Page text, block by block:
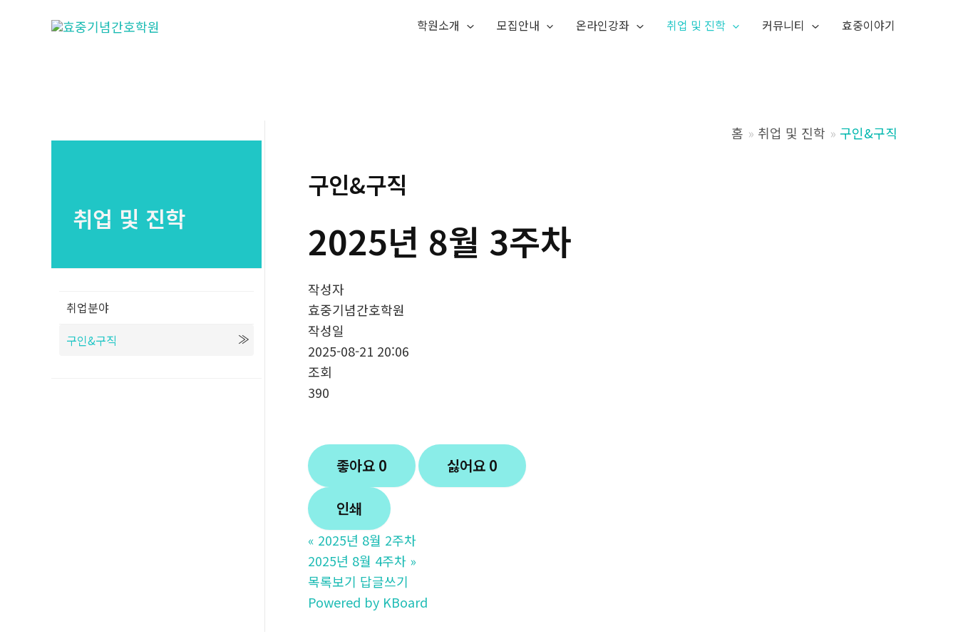
학원소개 모집안내 온라인강좌 취업 및 진학 커뮤니티 효중이야기
취업 및 진학
취업분야
구인&구직
홈 취업 및 진학 구인&구직
구인&구직
2025년 8월 3주차
작성자
효중기념간호학원
작성일
2025-08-21 20:06
조회
390
좋아요 0 싫어요 0
인쇄
« 2025년 8월 2주차
2025년 8월 4주차 »
목록보기 답글쓰기
Powered by KBoard